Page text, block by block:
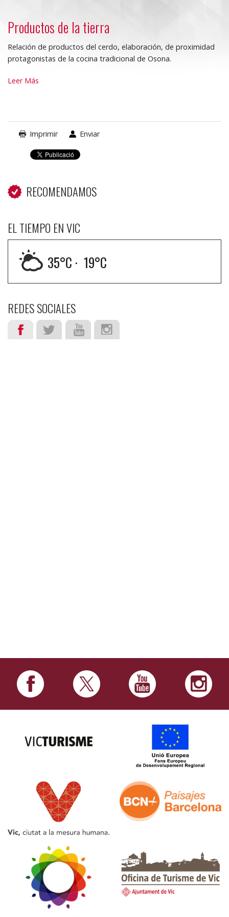
Productos de la tierra
Relación de productos del cerdo, elaboración, de proximidad
protagonistas de la cocina tradicional de Osona.
Productos
Leer Más
Imprimir Enviar
RECOMENDAMOS
EL TIEMPO EN VIC
35°C · 19°C
REDES SOCIALES